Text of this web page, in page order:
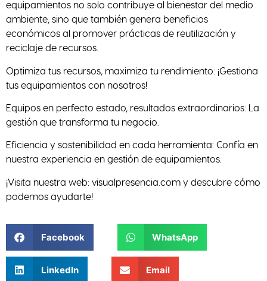
equipamientos no solo contribuye al bienestar del medio
ambiente, sino que también genera beneficios
económicos al promover prácticas de reutilización y
reciclaje de recursos.
Optimiza tus recursos, maximiza tu rendimiento: ¡Gestiona
tus equipamientos con nosotros!
Equipos en perfecto estado, resultados extraordinarios: La
gestión que transforma tu negocio.
Eficiencia y sostenibilidad en cada herramienta: Confía en
nuestra experiencia en gestión de equipamientos.
¡Visita nuestra web: visualpresencia.com y descubre cómo
podemos ayudarte!
Facebook WhatsApp
LinkedIn Email